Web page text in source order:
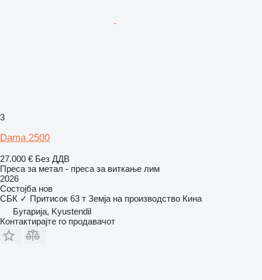
3
Dama 2500
27.000 € Без ДДВ
Преса за метал - преса за виткање лим
2026
Состојба нов
СБК ✓ Притисок 63 т Земја на производство Кина
Бугарија, Kyustendil
Контактирајте го продавачот